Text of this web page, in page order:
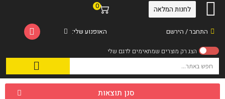
התחבר / הירשם
0
האופנוע שלי:
לחנות המלאה
סנן תוצאות